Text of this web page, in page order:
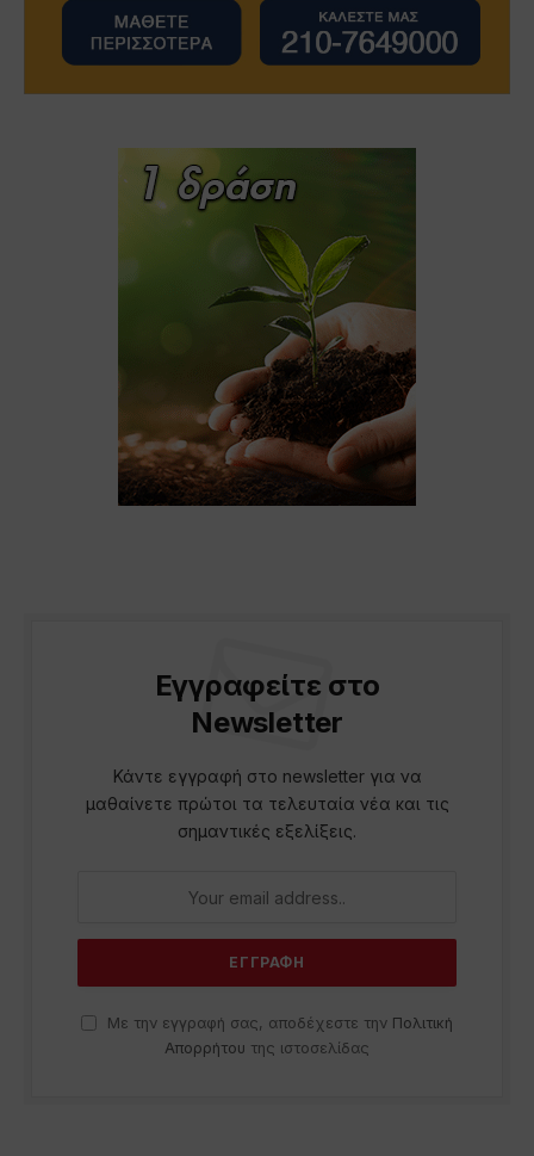
Εγγραφείτε στο
Newsletter
Κάντε εγγραφή στο newsletter για να
μαθαίνετε πρώτοι τα τελευταία νέα και τις
σημαντικές εξελίξεις.
Με την εγγραφή σας, αποδέχεστε την Πολιτική
Απορρήτου της ιστοσελίδας